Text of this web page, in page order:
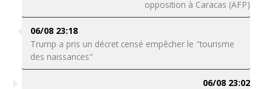
opposition à Caracas (AFP)
06/08 23:18
Trump a pris un décret censé empêcher le "tourisme
des naissances"
06/08 23:02